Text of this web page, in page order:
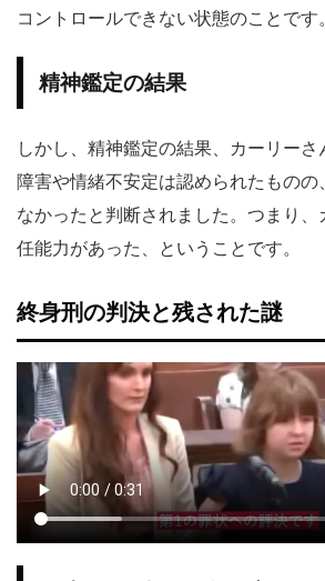
コントロールできない状態のことです。
精神鑑定の結果
しかし、精神鑑定の結果、カーリー
障害や情緒不安定は認められたもの
なかったと判断されました。つまり
任能力があった、ということです。
終身刑の判決と残された謎